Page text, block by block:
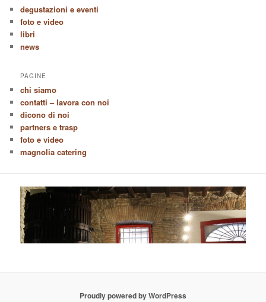
degustazioni e eventi
foto e video
libri
news
PAGINE
chi siamo
contatti – lavora con noi
dicono di noi
partners e trasp
foto e video
magnolia catering
Proudly powered by WordPress